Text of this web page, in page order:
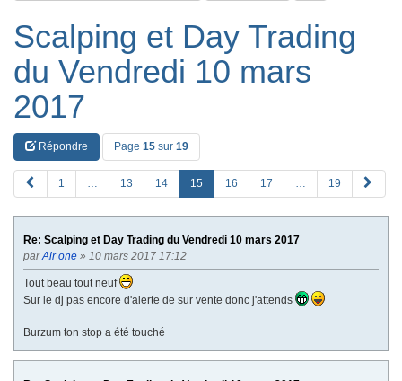
Scalping et Day Trading
du Vendredi 10 mars
2017
Répondre Page 15 sur 19
R
E
1 … 13 14 15 16 17 … 19
u
i
Re: Scalping et Day Trading du Vendredi 10 mars 2017
parAir one » 10 mars 2017 17:12
Tout beau tout neuf
Sur le dj pas encore d'alerte de sur vente donc j'attends
Burzum ton stop a été touché